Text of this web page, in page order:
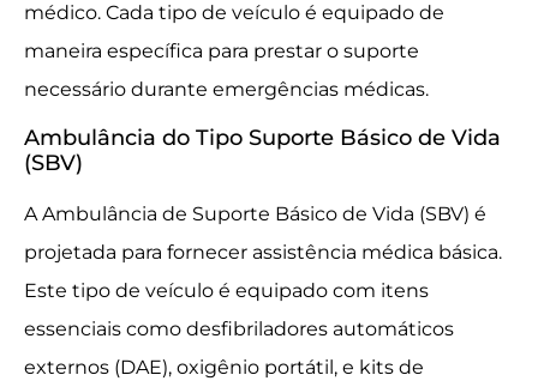
médico. Cada tipo de veículo é equipado de
maneira específica para prestar o suporte
necessário durante emergências médicas.
Ambulância do Tipo Suporte Básico de Vida
(SBV)
A Ambulância de Suporte Básico de Vida (SBV) é
projetada para fornecer assistência médica básica.
Este tipo de veículo é equipado com itens
essenciais como desfibriladores automáticos
externos (DAE), oxigênio portátil, e kits de